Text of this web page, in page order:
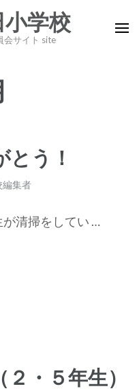
学校
会サイト site
とう！
編集者
清掃をしてい …
・５年生）